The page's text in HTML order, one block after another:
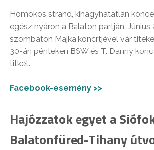
Homokos strand, kihagyhatatlan
egész nyáron a Balaton partján. Június
szombaton Majka koncrtjével vár
30-án pénteken BSW és T. Danny
titket.
Facebook-esemény >>
Hajózzatok egyet a
Balatonfüred-Tihany